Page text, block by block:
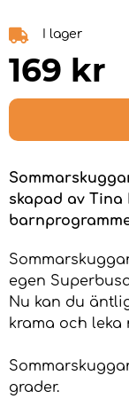
I lager
169 kr
skapad av Tina
egen
Nu kan du
krama och leka
grader.